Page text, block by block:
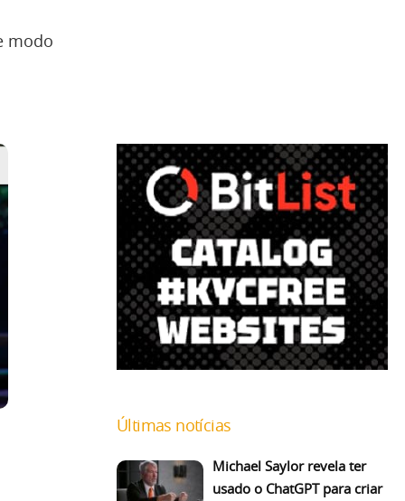
modo
Últimas notícias
Michael Saylor revela ter
usado o ChatGPT para criar